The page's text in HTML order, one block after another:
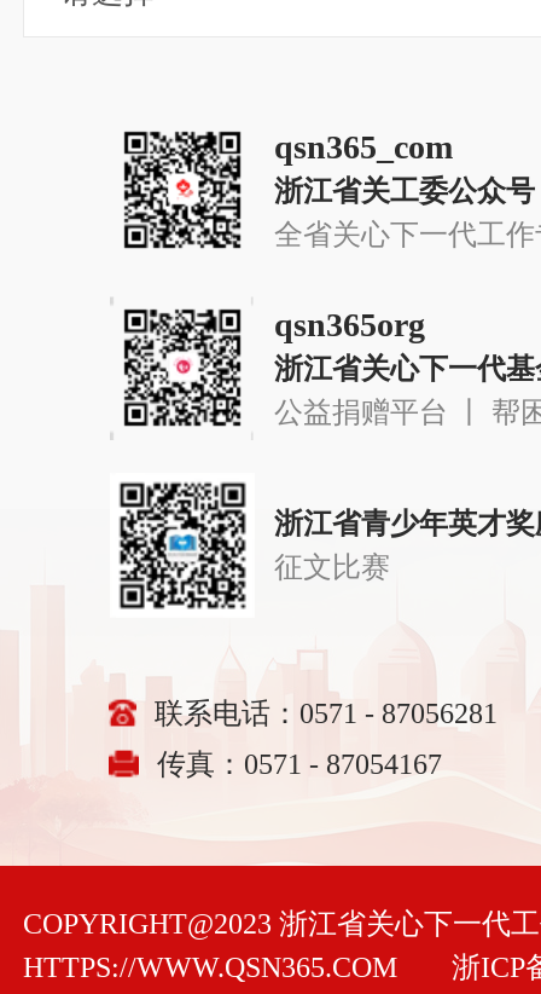
qsn365_com
浙江省关工委公众号
全省关心下一代工
qsn365org
浙江省关心下一代
公益捐赠平台 丨 帮
浙江省青少年英才
征文比赛
联系电话：0571 - 87056281
传真：0571 - 87054167
COPYRIGHT@2023 浙江省关心下一代
HTTPS://WWW.QSN365.COM
浙ICP